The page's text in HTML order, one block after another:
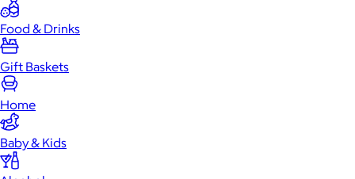
Food & Drinks
Gift Baskets
Home
Baby & Kids